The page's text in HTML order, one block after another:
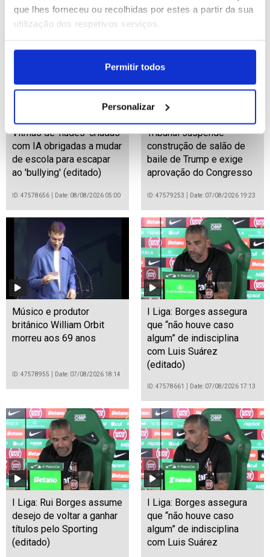
que lhes forneceu ou recolhidas por estes a partir da sua
utilização dos respetivos serviços.
Permitir todos
Personalizar
ID: 47581046 Date: 08/08/2026 12:45
Vítmas de 'nudes' criadas
com IA obrigadas a mudar
de escola para escapar
ao 'bullying' (editado)
ID: 47578656 Date: 08/08/2026 05:00
Tribunal suspende
construção de salão de
baile de Trump e exige
aprovação do Congresso
ID: 47579253 Date: 07/08/2026 19:23
Músico e produtor
britânico William Orbit
morreu aos 69 anos
ID: 47578955 Date: 07/08/2026 18:14
I Liga: Borges assegura
que “não houve caso
algum” de indisciplina
com Luis Suárez
(editado)
ID: 47578661 Date: 07/08/2026 17:13
I Liga: Rui Borges assume
desejo de voltar a ganhar
títulos pelo Sporting
(editado)
I Liga: Borges assegura
que “não houve caso
algum” de indisciplina
com Luis Suárez